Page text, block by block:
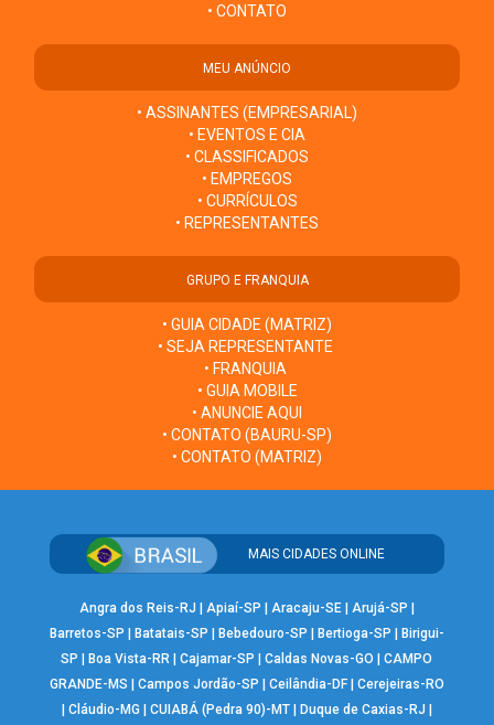
• CONTATO
MEU ANÚNCIO
• ASSINANTES (EMPRESARIAL)
• EVENTOS E CIA
• CLASSIFICADOS
• EMPREGOS
• CURRÍCULOS
• REPRESENTANTES
GRUPO E FRANQUIA
• GUIA CIDADE (MATRIZ)
• SEJA REPRESENTANTE
• FRANQUIA
• GUIA MOBILE
• ANUNCIE AQUI
• CONTATO (BAURU-SP)
• CONTATO (MATRIZ)
MAIS CIDADES ONLINE
Angra dos Reis-RJ | Apiaí-SP | Aracaju-SE| Arujá-SP |
Barretos-SP | Batatais-SP | Bebedouro-SP | Bertioga-SP | Birigui-
SP |Boa Vista-RR |Cajamar-SP |Caldas Novas-GO |CAMPO
GRANDE-MS | Campos Jordão-SP | Ceilândia-DF| Cerejeiras-RO
| Cláudio-MG | CUIABÁ (Pedra 90)-MT| Duque de Caxias-RJ |